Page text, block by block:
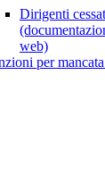
Dirigenti
web)
per